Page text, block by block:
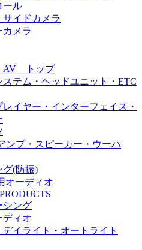
ール
イドカメラ
メラ
AV トップ
テム・ヘッドユニット・ETC
イヤー・インターフェイス・
ンプ・スピーカー・ウーハ
グ(防振)
オーディオ
シング
ディオ
デイライト・オートライト